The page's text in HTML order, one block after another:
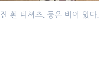
흰 티셔츠. 등은 비어 있다.